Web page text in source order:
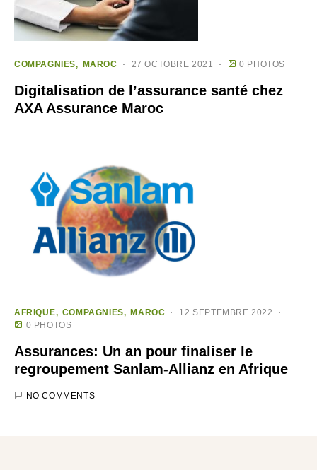
COMPAGNIES MAROC 27 OCTOBRE 2021 0 PHOTOS
Digitalisation de l’assurance santé chez
AXA Assurance Maroc
AFRIQUE COMPAGNIES MAROC
12 SEPTEMBRE 2022
0 PHOTOS
Assurances: Un an pour finaliser le
regroupement Sanlam-Allianz en Afrique
NO COMMENTS